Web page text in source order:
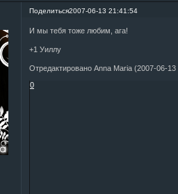
Поделиться2007-06-13 21:41:54
И мы тебя тоже любим, ага!
+1 Уиллу
Отредактировано Anna Maria (2007-06-13
0